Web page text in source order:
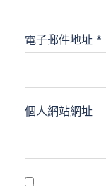
電子郵件地址 *
個人網站網址